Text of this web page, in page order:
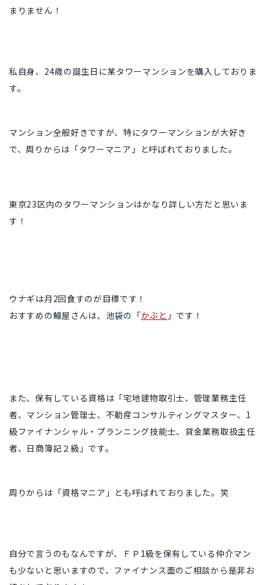
まりません！
私自身、24歳の誕生日に某タワーマンションを購入しておりま
す。
マンション全般好きですが、特にタワーマンションが大好き
で、周りからは「タワーマニア」と呼ばれておりました。
東京23区内のタワーマンションはかなり詳しい方だと思いま
す！
ウナギは月2回食すのが目標です！
おすすめの鰻屋さんは、池袋の「かぶと 」です！
また、保有している資格は「宅地建物取引士、管理業務主任
者、マンション管理士、 不動産コンサルティングマスター、 1
級ファイナンシャル・プランニング技能士、貸金業務取扱主任
者、日商簿記２級」です。
周りからは「資格マニア」とも呼ばれておりました。笑
自分で言うのもなんですが、
ＦＰ1級を保有している仲介マン
も少ないと思いますので、ファイナンス面のご相談から是非お